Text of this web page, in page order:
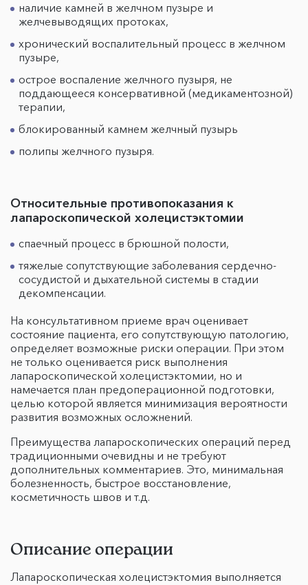
наличие камней в желчном пузыре и
желчевыводящих протоках,
хронический воспалительный процесс в желчном
пузыре,
острое воспаление желчного пузыря, не
поддающееся консервативной (медикаментозной)
терапии,
блокированный камнем желчный пузырь
полипы желчного пузыря.
Относительные противопоказания к
лапароскопической холецистэктомии
спаечный процесс в брюшной полости,
тяжелые сопутствующие заболевания сердечно-
сосудистой и дыхательной системы в стадии
декомпенсации.
На консультативном приеме врач оценивает
состояние пациента, его сопутствующую патологию,
определяет возможные риски операции. При этом
не только оценивается риск выполнения
лапароскопической холецистэктомии, но и
намечается план предоперационной подготовки,
целью которой является минимизация вероятности
развития возможных осложнений.
Преимущества лапароскопических операций перед
традиционными очевидны и не требуют
дополнительных комментариев. Это, минимальная
болезненность, быстрое восстановление,
косметичность швов и т.д.
Описание операции
Лапароскопическая холецистэктомия выполняется